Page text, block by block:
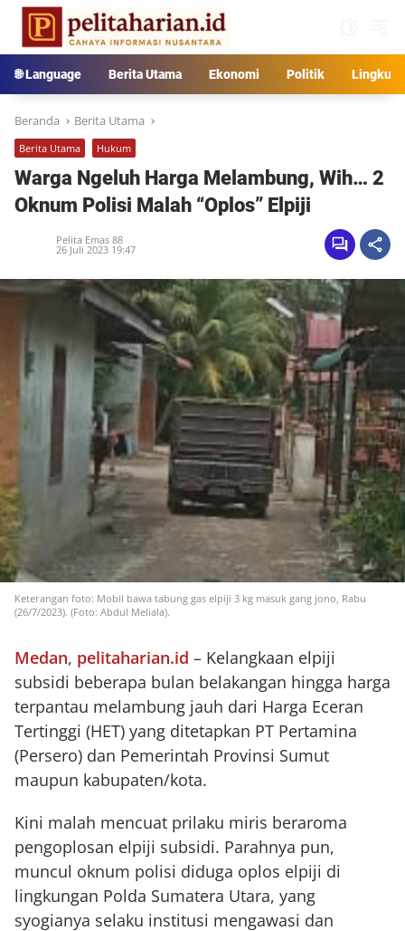
Langsung
konten
🌐 Language Berita Utama Ekonomi Politik
Beranda Berita Utama
Berita Utama Hukum
Warga Ngeluh Harga Melambung, Wih… 2
Oknum Polisi Malah “Oplos” Elpiji
Pelita Emas 88
26 Juli 2023 19:47
Keterangan foto: Mobil bawa tabung gas elpiji 3 kg masuk gang jono, Rabu
(26/7/2023). (Foto: Abdul Meliala).
Medan, pelitaharian.id – Kelangkaan elpiji
subsidi beberapa bulan belakangan hingga harga
terpantau melambung jauh dari Harga Eceran
Tertinggi (HET) yang ditetapkan PT Pertamina
(Persero) dan Pemerintah Provinsi Sumut
maupun kabupaten/kota.
Kini malah mencuat prilaku miris beraroma
pengoplosan elpiji subsidi. Parahnya pun,
muncul oknum polisi diduga oplos elpiji di
lingkungan Polda Sumatera Utara, yang
syogianya selaku institusi mengawasi dan